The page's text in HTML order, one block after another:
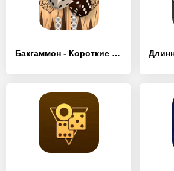
Бакгаммон - Короткие Нарды - [MOD Бесконечные деньги]